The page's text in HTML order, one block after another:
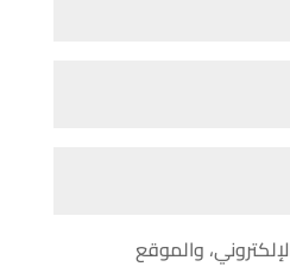
والموقع